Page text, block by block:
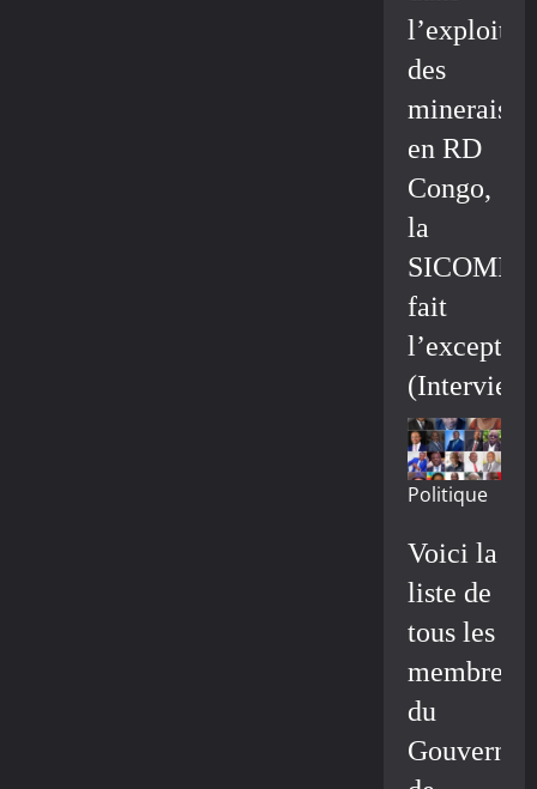
des
minerais
en RD
Congo,
la
fait
(Interview)
Politique
Voici la
liste de
tous les
membres
du